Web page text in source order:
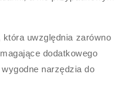
uwzględnia zarówno
dodatkowego
narzędzia do